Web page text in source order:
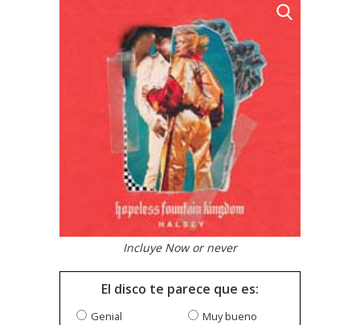
Incluye Now or never
El disco te parece que es:
Genial
Muy bueno